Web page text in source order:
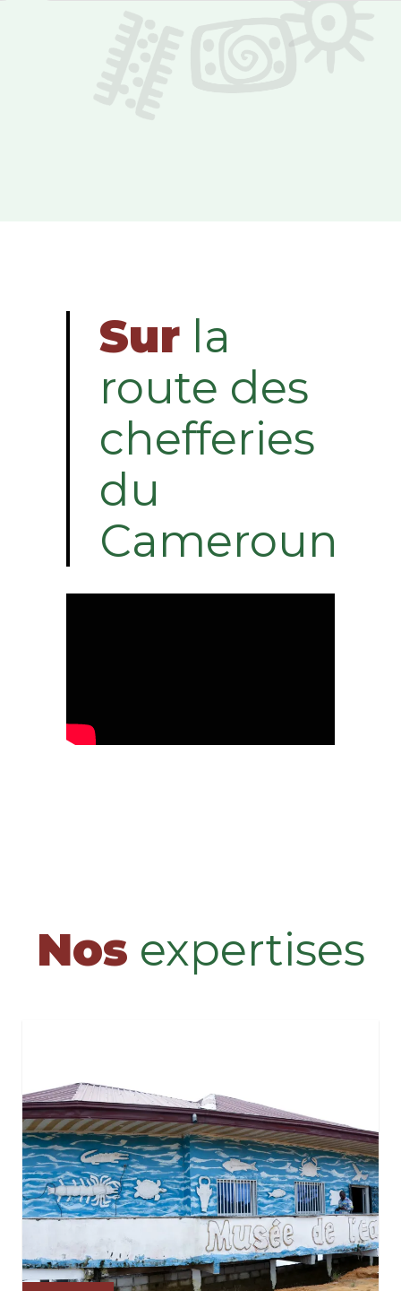
Sur la
route des
chefferies
du
Cameroun
Nos expertises